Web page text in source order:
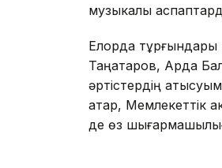
музыкалық
Елорда
Таңатаров, Ардақ
әртістердің
қатар, Мемлекеттік
де өз